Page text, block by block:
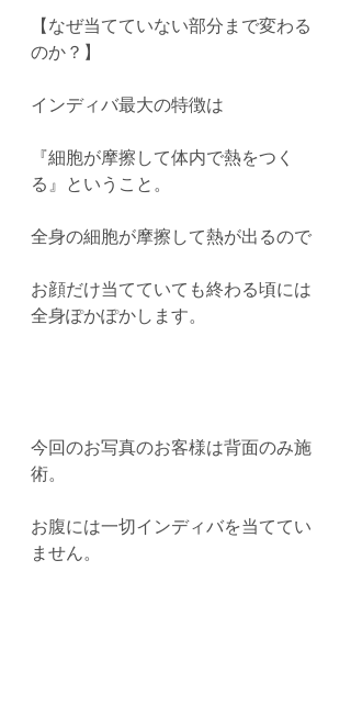
【なぜ当てていない部分まで変わる
のか？】
インディバ最大の特徴は
『細胞が摩擦して体内で熱をつく
る』ということ。
全身の細胞が摩擦して熱が出るので
お顔だけ当てていても終わる頃には
全身ぽかぽかします。
今回のお写真のお客様は背面のみ施
術。
お腹には一切インディバを当ててい
ません。